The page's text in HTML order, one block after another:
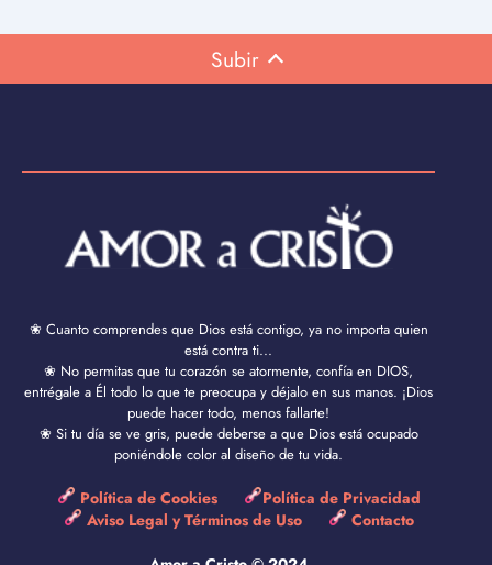
Subir
❀ Cuanto comprendes que Dios está contigo, ya no importa quien
está contra ti...
❀ No permitas que tu corazón se atormente, confía en DIOS,
entrégale a Él todo lo que te preocupa y déjalo en sus manos. ¡Dios
puede hacer todo, menos fallarte!
❀ Si tu día se ve gris, puede deberse a que Dios está ocupado
poniéndole color al diseño de tu vida.
Política de Cookies
Política de Privacidad
Aviso Legal y Términos de Uso
Contacto